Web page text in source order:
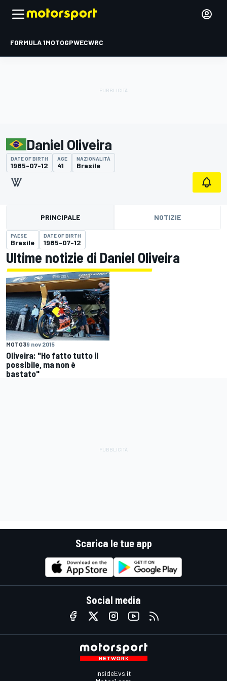
FORMULA 1MOTOGPWECWRC
Daniel Oliveira
DATE OF BIRTH
1985-07-12
AGE
41
NAZIONALITÀ
Brasile
PRINCIPALE NOTIZIE
PAESE
Brasile
DATE OF BIRTH
1985-07-12
Ultime notizie di Daniel Oliveira
MOTO39 nov 2015
Oliveira: "Ho fatto tutto il
possibile, ma non è
bastato"
Scarica le tue app
Social media
InsideEvs.it